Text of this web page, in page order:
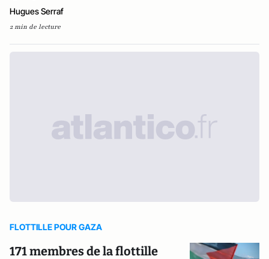
Hugues Serraf
2 min de lecture
FLOTTILLE POUR GAZA
171 membres de la flottille